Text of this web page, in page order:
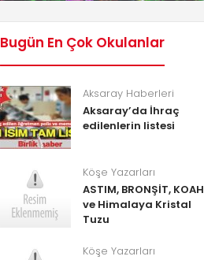
Bugün En Çok Okulanlar
Aksaray Haberleri
Aksaray’da İhraç
edilenlerin listesi
Köşe Yazarları
ASTIM, BRONŞİT, KOAH
ve Himalaya Kristal
Tuzu
Köşe Yazarları